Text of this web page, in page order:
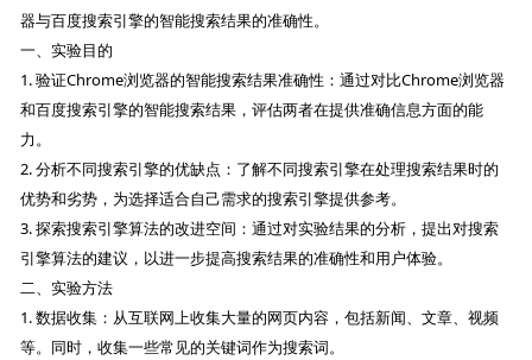
器与百度搜索引擎的智能搜索结果的准确性。
一、实验目的
1. 验证Chrome浏览器的智能搜索结果准确性：通过对比Chrome浏览器
和百度搜索引擎的智能搜索结果，评估两者在提供准确信息方面的能
力。
2. 分析不同搜索引擎的优缺点：了解不同搜索引擎在处理搜索结果时的
优势和劣势，为选择适合自己需求的搜索引擎提供参考。
3. 探索搜索引擎算法的改进空间：通过对实验结果的分析，提出对搜索
引擎算法的建议，以进一步提高搜索结果的准确性和用户体验。
二、实验方法
1. 数据收集：从互联网上收集大量的网页内容，包括新闻、文章、视频
等。同时，收集一些常见的关键词作为搜索词。